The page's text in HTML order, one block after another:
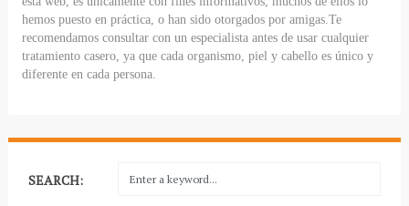
hemos puesto en práctica, o han sido otorgados por amigas.Te
recomendamos consultar con un especialista antes de usar cualquier
tratamiento casero, ya que cada organismo, piel y cabello es único y
diferente en cada persona.
SEARCH: